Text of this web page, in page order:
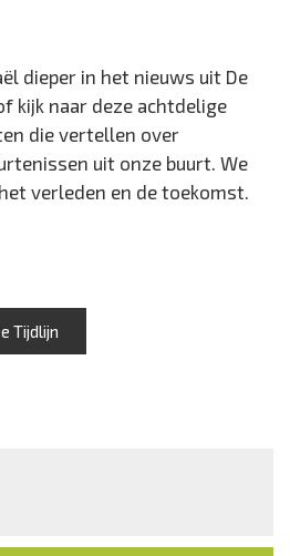
dieper in het nieuws uit De
kijk naar deze achtdelige
die vertellen over
uit onze buurt. We
verleden en de toekomst.
Tijdlijn